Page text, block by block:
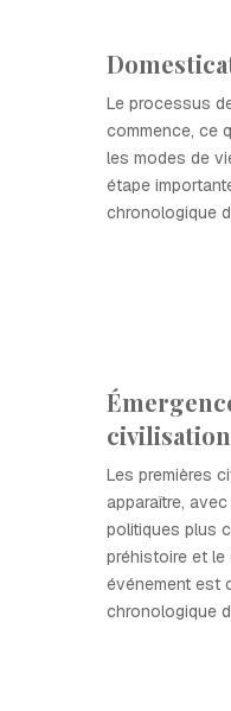
Le processus
commence, ce
les modes de
étape
chronologique
Les premières
apparaître,
politiques plus
préhistoire et
événement est
chronologique